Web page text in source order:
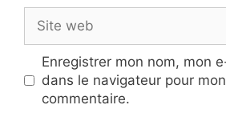
web
Enregistrer mon nom, mon
dans le navigateur pour
commentaire.